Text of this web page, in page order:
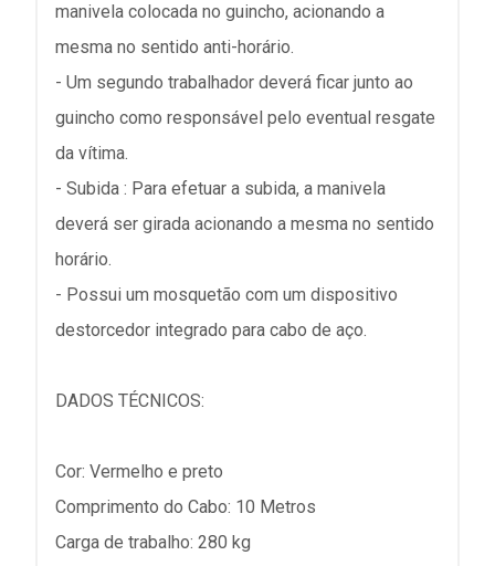
manivela colocada no guincho, acionando a
mesma no sentido anti-horário.
- Um segundo trabalhador deverá ficar junto ao
guincho como responsável pelo eventual resgate
da vítima.
- Subida : Para efetuar a subida, a manivela
deverá ser girada acionando a mesma no sentido
horário.
- Possui um mosquetão com um dispositivo
destorcedor integrado para cabo de aço.
DADOS TÉCNICOS:
Cor: Vermelho e preto
Comprimento do Cabo: 10 Metros
Carga de trabalho: 280 kg